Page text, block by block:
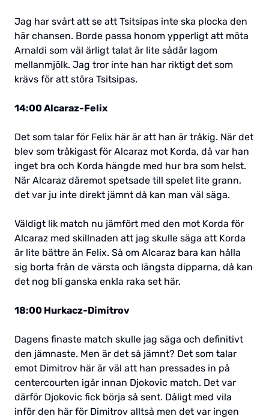
Jag har svårt att se att Tsitsipas inte ska plocka den
här chansen. Borde passa honom ypperligt att möta
Arnaldi som väl ärligt talat är lite sådär lagom
mellanmjölk. Jag tror inte han har riktigt det som
krävs för att störa Tsitsipas.
14:00 Alcaraz-Felix
Det som talar för Felix här är att han är tråkig. När det
blev som tråkigast för Alcaraz mot Korda, då var han
inget bra och Korda hängde med hur bra som helst.
När Alcaraz däremot spetsade till spelet lite grann,
det var ju inte direkt jämnt då kan man väl säga.
Väldigt lik match nu jämfört med den mot Korda för
Alcaraz med skillnaden att jag skulle säga att Korda
är lite bättre än Felix. Så om Alcaraz bara kan hålla
sig borta från de värsta och längsta dipparna, då kan
det nog bli ganska enkla raka set här.
18:00 Hurkacz-Dimitrov
Dagens finaste match skulle jag säga och definitivt
den jämnaste. Men är det så jämnt? Det som talar
emot Dimitrov här är väl att han pressades in på
centercourten igår innan Djokovic match. Det var
därför Djokovic fick börja så sent. Dåligt med vila
inför den här för Dimitrov alltså men det var ingen